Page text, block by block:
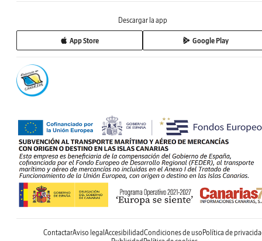
Descargar la app
App Store Google Play
ContactarAviso legal AccesibilidadCondiciones de uso Política de